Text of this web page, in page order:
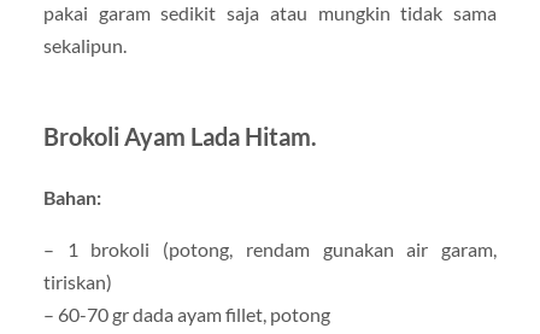
pakai garam sedikit saja atau mungkin tidak sama
sekalipun.
Brokoli Ayam Lada Hitam.
Bahan:
– 1 brokoli (potong, rendam gunakan air garam,
tiriskan)
– 60-70 gr dada ayam fillet, potong